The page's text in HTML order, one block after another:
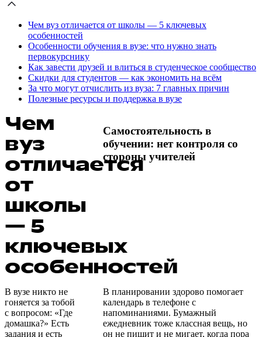
Чем вуз отличается от школы — 5 ключевых
особенностей
Особенности обучения в вузе: что нужно знать
первокурснику
Как завести друзей и влиться в студенческое сообщество
Скидки для студентов — как экономить на всём
За что могут отчислить из вуза: 7 главных причин
Полезные ресурсы и поддержка в вузе
Чем
вуз
отличается
от
школы
— 5
ключевых
особенностей
Самостоятельность в
обучении: нет контроля со
стороны учителей
В вузе никто не
гоняется за тобой
с вопросом: «Где
домашка?» Есть
задания и есть
В планировании здорово помогает
календарь в телефоне с
напоминаниями. Бумажный
ежедневник тоже классная вещь, но
он не пищит и не мигает, когда пора